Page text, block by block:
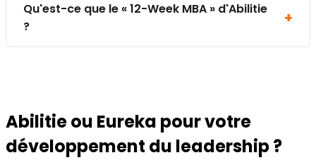
Qu'est-ce que le « 12-Week MBA » d'Abilitie
?
Abilitie ou Eureka pour votre
développement du leadership ?